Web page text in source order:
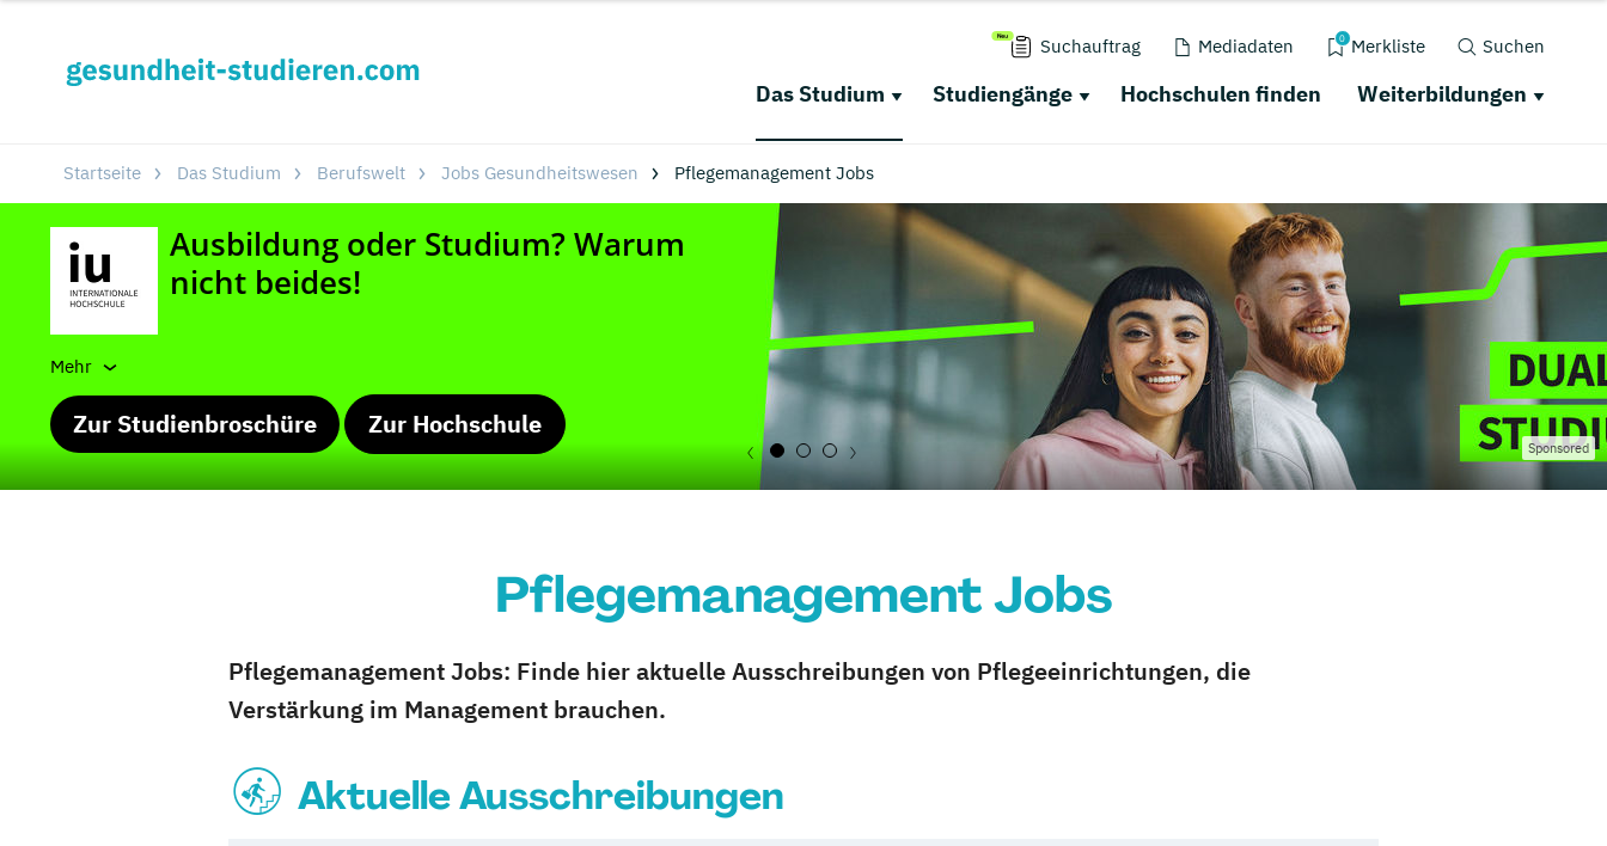
Suchauftrag Mediadaten 0 Merkliste Suchen
Das Studium Studiengänge Hochschulen finden Weiterbildungen
Startseite Das Studium Berufswelt Jobs Gesundheitswesen Pflegemanagement Jobs
Mehr
Zur Studienbroschüre Zur Hochschule
Sponsored
Pflegemanagement Jobs
Pflegemanagement Jobs: Finde hier aktuelle Ausschreibungen von Pflegeeinrichtungen, die
Verstärkung im Management brauchen.
Aktuelle Ausschreibungen